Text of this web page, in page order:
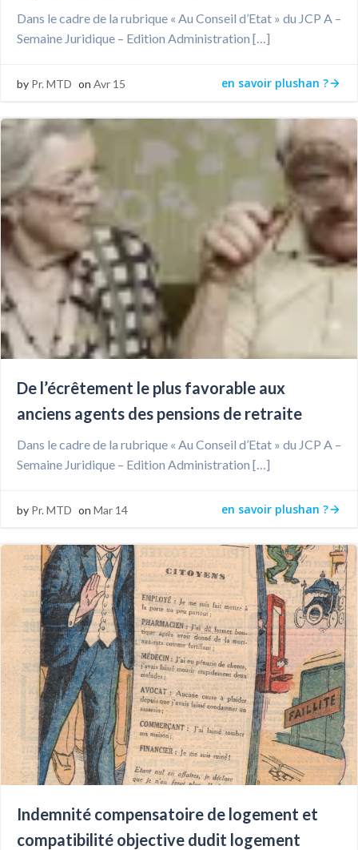
Dans le cadre de la rubrique « Au Conseil d’Etat » du JCP A –
Semaine Juridique – Edition Administration […]
by Pr. MTD on Avr 15 en savoir plushan ?
De l’écrêtement le plus favorable aux
anciens agents des pensions de retraite
Dans le cadre de la rubrique « Au Conseil d’Etat » du JCP A –
Semaine Juridique – Edition Administration […]
by Pr. MTD on Mar 14 en savoir plushan ?
Indemnité compensatoire de logement et
compatibilité objective dudit logement